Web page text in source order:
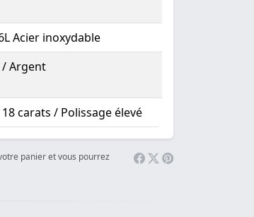
Acier inoxydable
Argent
carats / Polissage élevé
panier et vous pourrez